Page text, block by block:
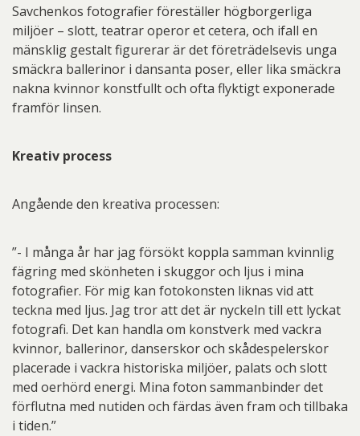
Savchenkos fotografier föreställer högborgerliga
miljöer – slott, teatrar operor et cetera, och ifall en
mänsklig gestalt figurerar är det företrädelsevis unga
smäckra ballerinor i dansanta poser, eller lika smäckra
nakna kvinnor konstfullt och ofta flyktigt exponerade
framför linsen.
Kreativ process
Angående den kreativa processen:
”- I många år har jag försökt koppla samman kvinnlig
fägring med skönheten i skuggor och ljus i mina
fotografier. För mig kan fotokonsten liknas vid att
teckna med ljus. Jag tror att det är nyckeln till ett lyckat
fotografi. Det kan handla om konstverk med vackra
kvinnor, ballerinor, danserskor och skådespelerskor
placerade i vackra historiska miljöer, palats och slott
med oerhörd energi. Mina foton sammanbinder det
förflutna med nutiden och färdas även fram och tillbaka
i tiden.”